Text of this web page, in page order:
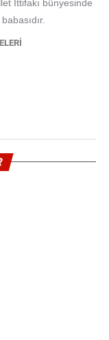
İttifakı bünyesinde